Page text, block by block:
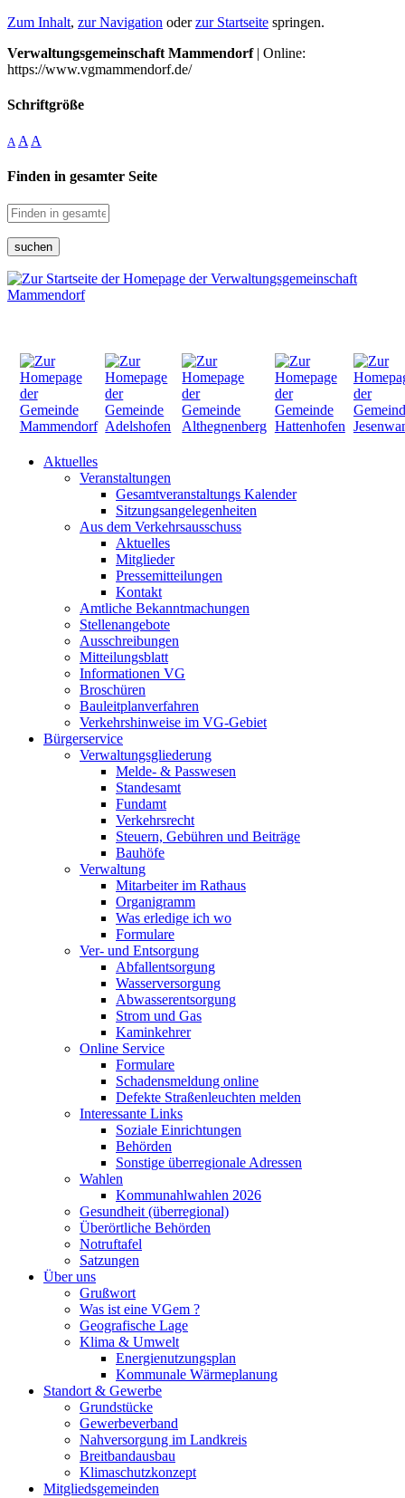
Zum Inhalt, zur Navigation oderzur Startseite springen.
Verwaltungsgemeinschaft Mammendorf| Online:
https://www.vgmammendorf.de/
Schriftgröße
A A A
Finden in gesamter Seite
suchen
Aktuelles
Veranstaltungen
Gesamtveranstaltungs Kalender
Sitzungsangelegenheiten
Aus dem Verkehrsausschuss
Aktuelles
Mitglieder
Pressemitteilungen
Kontakt
Amtliche Bekanntmachungen
Stellenangebote
Ausschreibungen
Mitteilungsblatt
Informationen VG
Broschüren
Bauleitplanverfahren
Verkehrshinweise im VG-Gebiet
Bürgerservice
Verwaltungsgliederung
Melde- & Passwesen
Standesamt
Fundamt
Verkehrsrecht
Steuern, Gebühren und Beiträge
Bauhöfe
Verwaltung
Mitarbeiter im Rathaus
Organigramm
Was erledige ich wo
Formulare
Ver- und Entsorgung
Abfallentsorgung
Wasserversorgung
Abwasserentsorgung
Strom und Gas
Kaminkehrer
Online Service
Formulare
Schadensmeldung online
Defekte Straßenleuchten melden
Interessante Links
Soziale Einrichtungen
Behörden
Sonstige überregionale Adressen
Wahlen
Kommunahlwahlen 2026
Gesundheit (überregional)
Überörtliche Behörden
Notruftafel
Satzungen
Über uns
Grußwort
Was ist eine VGem ?
Geografische Lage
Klima & Umwelt
Energienutzungsplan
Kommunale Wärmeplanung
Standort & Gewerbe
Grundstücke
Gewerbeverband
Nahversorgung im Landkreis
Breitbandausbau
Klimaschutzkonzept
Mitgliedsgemeinden